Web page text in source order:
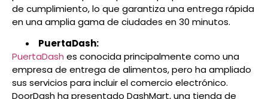
de cumplimiento, lo que garantiza una entrega rápida
en una amplia gama de ciudades en 30 minutos.
PuertaDash:
PuertaDash es conocida principalmente como una
empresa de entrega de alimentos, pero ha ampliado
sus servicios para incluir el comercio electrónico.
DoorDash ha presentado DashMart, una tienda de